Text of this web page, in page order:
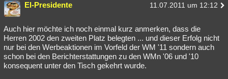
Menschen Wissenschaft Mystery Kriminalfälle
Spiritualität Verschwörungen Technologie Ufologie
Natur Umfragen Unterhaltung
weitere Rubriken
El-Presidente 11.07.2011 um 12:12
Auch hier möchte ich noch einmal kurz anmerken, dass die
Herren 2002 den zweiten Platz belegten ... und dieser Erfolg nicht
nur bei den Werbeaktionen im Vorfeld der WM '11 sondern auch
schon bei den Berichterstattungen zu den WMn '06 und '10
konsequent unter den Tisch gekehrt wurde.